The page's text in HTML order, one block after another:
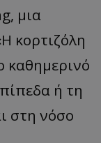
μια
κορτιζόλη
καθημερινό
ή τη
στη νόσο